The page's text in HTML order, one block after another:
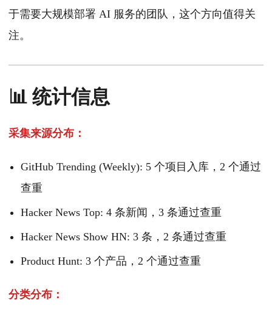
于需要大规模部署 AI 服务的团队，这个方向值得关
注。
📊 统计信息
采集来源分布：
GitHub Trending (Weekly): 5 个项目入库，2 个通过
查重
Hacker News Top: 4 条新闻，3 条通过查重
Hacker News Show HN: 3 条，2 条通过查重
Product Hunt: 3 个产品，2 个通过查重
分类分布：